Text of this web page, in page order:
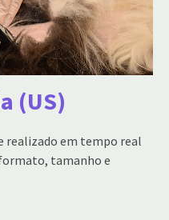
(US)
realizado em tempo real
tamanho e